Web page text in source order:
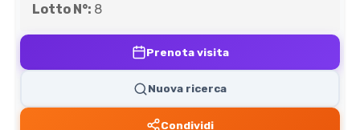
Lotto N°: 8
Prenota visita
Nuova ricerca
Condividi